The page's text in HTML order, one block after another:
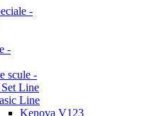
-
-
scule -
Line
Line
Kenova V123